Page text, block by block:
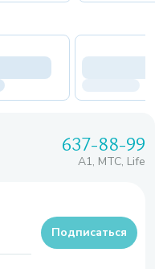
637-88-99
A1, МТС, Life
Подписаться